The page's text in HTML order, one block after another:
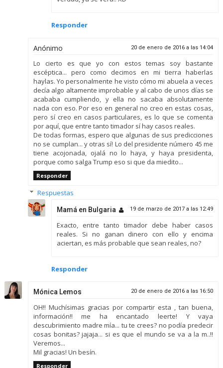
Responder
Anónimo 20 de enero de 2016 a las 14:04
Lo cierto es que yo con estos temas soy bastante
escéptica... pero como decimos en mi tierra haberlas
haylas. Yo personalmente he visto cómo mi abuela a veces
decía algo altamente improbable y al cabo de unos días se
acababa cumpliendo, y ella no sacaba absolutamente
nada con eso. Por eso en general no creo en estas cosas,
pero sí creo en casos particulares, es lo que se comenta
por aquí, que entre tanto timador sí hay casos reales.
De todas formas, espero que algunas de sus predicciones
no se cumplan... y otras sí! Lo del presidente número 45 me
tiene acojonada, ojalá no lo haya, y haya presidenta,
porque como salga Trump eso si que da miedito...
Responder
Respuestas
Mamá en Bulgaria 19 de marzo de 2017 a las 12:49
Exacto, entre tanto timador debe haber casos
reales. Si no ganan dinero con ello y encima
aciertan, es más probable que sean reales, no?
Responder
Mónica Lemos 20 de enero de 2016 a las 16:50
OH!! Muchísimas gracias por compartir esta , tan buena,
información!! me ha encantado leerte! Y vaya
descubrimiento madre mía... tu te crees? no podía predecir
cosas bonitas? jajaja... si es que el mundo se va a la m..!!
Veremos...
Mil gracias! Un besín.
Responder